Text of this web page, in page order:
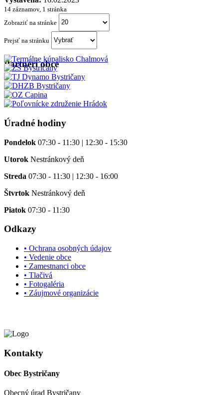
14 záznamov, 1 stránka
Zobraziť na stránke
Prejsť na stránku
Partneri obce
Úradné hodiny
Pondelok 07:30 - 11:30 | 12:30 - 15:30
Utorok Nestránkový deň
Streda 07:30 - 11:30 | 12:30 - 16:00
Štvrtok Nestránkový deň
Piatok 07:30 - 11:30
Odkazy
• Ochrana osobných údajov
• Vedenie obce
• Zamestnanci obce
• Tlačivá
• Fotogaléria
• Záujmové organizácie
Kontakty
Obec Bystričany
Obecný úrad Bystričany